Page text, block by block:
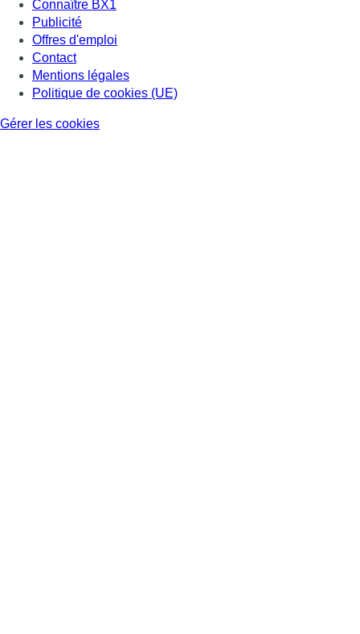
Connaître BX1
Publicité
Offres d'emploi
Contact
Mentions légales
Politique de cookies (UE)
Gérer les cookies